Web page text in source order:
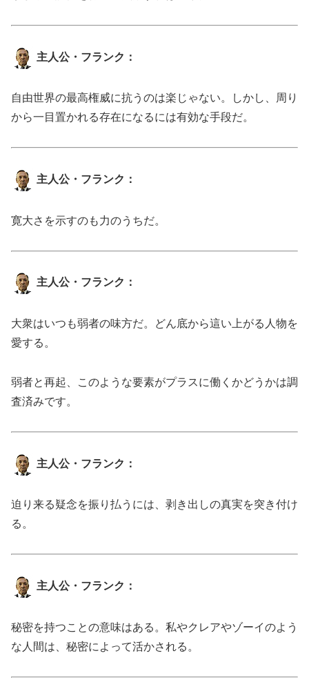
主人公・フランク：
自由世界の最高権威に抗うのは楽じゃない。しかし、周り
から一目置かれる存在になるには有効な手段だ。
主人公・フランク：
寛大さを示すのも力のうちだ。
主人公・フランク：
大衆はいつも弱者の味方だ。どん底から這い上がる人物を
愛する。
弱者と再起、このような要素がプラスに働くかどうかは調
査済みです。
主人公・フランク：
迫り来る疑念を振り払うには、剥き出しの真実を突き付け
る。
主人公・フランク：
秘密を持つことの意味はある。私やクレアやゾーイのよう
な人間は、秘密によって活かされる。